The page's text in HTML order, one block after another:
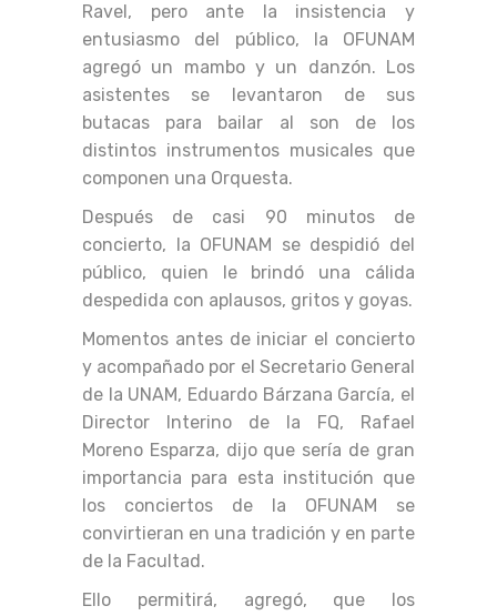
Ravel, pero ante la insistencia y
entusiasmo del público, la OFUNAM
agregó un mambo y un danzón. Los
asistentes se levantaron de sus
butacas para bailar al son de los
distintos instrumentos musicales que
componen una Orquesta.
Después de casi 90 minutos de
concierto, la OFUNAM se despidió del
público, quien le brindó una cálida
despedida con aplausos, gritos y goyas.
Momentos antes de iniciar el concierto
y acompañado por el Secretario General
de la UNAM, Eduardo Bárzana García, el
Director Interino de la FQ, Rafael
Moreno Esparza, dijo que sería de gran
importancia para esta institución que
los conciertos de la OFUNAM se
convirtieran en una tradición y en parte
de la Facultad.
Ello permitirá, agregó, que los